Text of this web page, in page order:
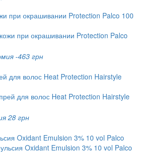
при окрашивании Protection Palco 100
-463 грн
для волос Heat Protection Hairstyle
28 грн
Oxidant Emulsion 3% 10 vol Palco